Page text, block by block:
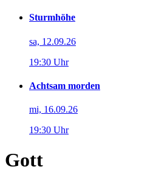
Sturmhöhe
sa, 12.09.26
19:30 Uhr
Achtsam morden
mi, 16.09.26
19:30 Uhr
Gott